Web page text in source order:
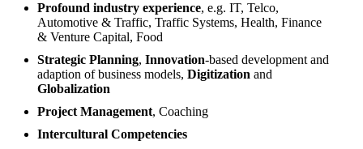
Profound industry experience, e.g. IT, Telco,
Automotive & Traffic, Traffic Systems, Health, Finance
& Venture Capital, Food
Strategic Planning, Innovation-based development and
adaption of business models, Digitization and
Globalization
Project Management, Coaching
Intercultural Competencies